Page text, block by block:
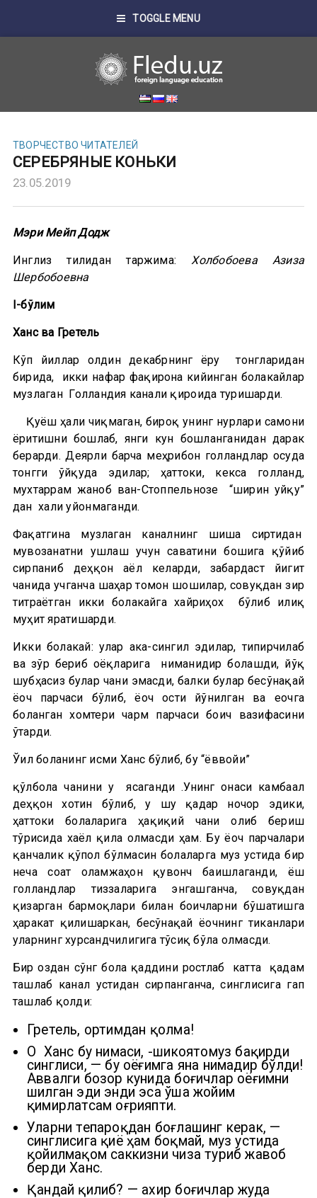
TOGGLE MENU
ТВОРЧЕСТВО ЧИТАТЕЛЕЙ
СЕРЕБРЯНЫЕ КОНЬКИ
23.05.2019
Мэри Мейп Додж
Инглиз тилидан таржима:Холбобоева Азиза
Шербобоевна
I-бўлим
Ханс ва Гретель
Кўп йиллар олдин декабрнинг ёруғ тонгларидан
бирида, икки нафар фақирона кийинган болакайлар
музлаган Голландия канали қирғоғида туришарди.
Қуёш ҳали чиқмаган, бироқ унинг нурлари самони
ёритишни бошлаб, янги кун бошланганидан дарак
берарди. Деярли барча меҳрибон голландлар осуда
тонгги ўйқуда эдилар; ҳаттоки, кекса голланд,
мухтаррам жаноб ван-Стоппельнозе “ширин уйқу”
дан хали уйғонмаганди.
Фақатгина музлаган каналнинг шиша сиртидан
мувозанатни ушлаш учун саватини бошига қўйиб
сирпаниб деҳқон аёл келарди, забардаст йигит
чанғида учганча шаҳар томон шошилар, совуқдан зир
титраётган икки болакайга хайриҳох бўлиб илиқ
муҳит яратишарди.
Икки болакай: улар ака-сингил эдилар, типирчилаб
ва зўр бериб оёқларига ниманидир боғлашди, йўқ
шубҳасиз булар чанғи эмасди, балки булар бесўнақай
ёғоч парчаси бўлиб, ёғоч ости йўнилган ва еғочга
боғланган хомтери чарм парчаси боғич вазифасини
ўтарди.
Ўғил боланинг исми Ханс бўлиб, бу “ёввойи”
қўлбола чанғини у ясаганди .Унинг онаси камбағал
деҳқон хотин бўлиб, у шу қадар ночор эдики,
ҳаттоки болаларига ҳақиқий чанғи олиб бериш
тўғрисида хаёл қила олмасди ҳам. Бу ёғоч парчалари
қанчалик қўпол бўлмасин болаларга муз устида бир
неча соат оламжаҳон қувонч бағишлаганди, ёш
голландлар тиззаларига энгашганча, совуқдан
қизарган бармоқлари билан боғичларни бўшатишга
ҳаракат қилишаркан, бесўнақай ёғочнинг тиканлари
уларнинг хурсандчилигига тўсиқ бўла олмасди.
Бир оздан сўнг бола қаддини ростлаб катта қадам
ташлаб канал устидан сирпанганча, синглисига гап
ташлаб қолди:
Гретель, ортимдан қолма!
О Ханс бу нимаси, -шикоятомуз бақирди
синглиси, — бу оёғимга яна нимадир бўлди!
Аввалги бозор кунида боғичлар оёғимни
шилган эди энди эса ўша жойим
қимирлатсам оғрияпти.
Уларни тепароқдан боғлашинг керак, —
синглисига қиё ҳам боқмай, муз устида
қойилмақом саккизни чиза туриб жавоб
берди Ханс.
Қандай қилиб? — ахир боғичлар жуда